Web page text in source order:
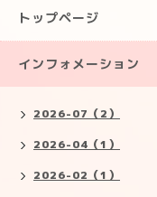
トップページ
インフォメーション
2026-07（2）
2026-04（1）
2026-02（1）